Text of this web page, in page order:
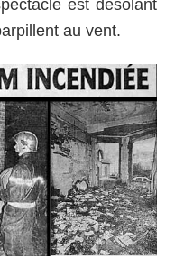
est désolant
au vent.